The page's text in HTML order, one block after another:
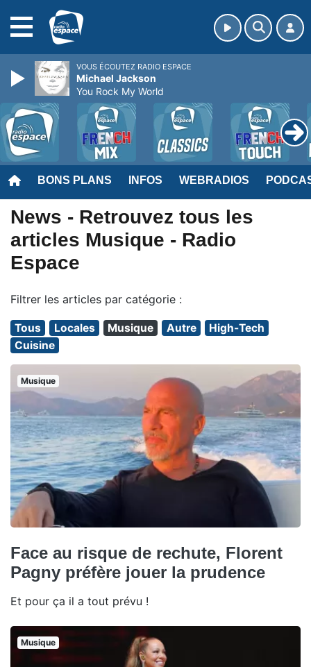
BONS PLANS INFOS WEBRADIOS
News - Retrouvez tous les
articles Musique - Radio
Espace
Filtrer les articles par catégorie :
Tous Locales Musique Autre
High-Tech
Cuisine
Musique
Face au risque de rechute, Florent
Pagny préfère jouer la prudence
Et pour ça il a tout prévu !
Musique
VOUS ÉCOUTEZ RADIO ESPACE
Michael Jackson
You Rock My World